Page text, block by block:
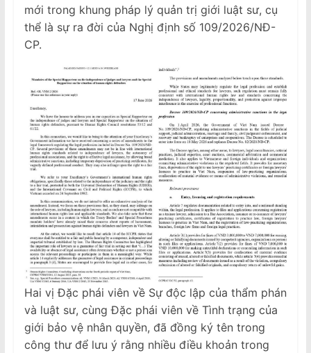
mới trong khung pháp lý quản trị giới luật sư, cụ
thể là sự ra đời của Nghị định số 109/2026/NĐ-
CP.
Hai vị Đặc phái viên về Sự độc lập của thẩm phán
và luật sư, cùng Đặc phái viên về Tình trạng của
giới bảo vệ nhân quyền, đã đồng ký tên trong
công thư để lưu ý rằng nhiều điều khoản trong